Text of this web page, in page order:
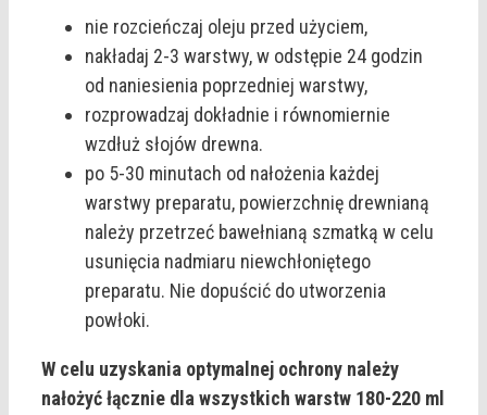
nie rozcieńczaj oleju przed użyciem,
nakładaj 2-3 warstwy, w odstępie 24 godzin
od naniesienia poprzedniej warstwy,
rozprowadzaj dokładnie i równomiernie
wzdłuż słojów drewna.
po 5-30 minutach od nałożenia każdej
warstwy preparatu, powierzchnię drewnianą
należy przetrzeć bawełnianą szmatką w celu
usunięcia nadmiaru niewchłoniętego
preparatu. Nie dopuścić do utworzenia
powłoki.
W celu uzyskania optymalnej ochrony należy
nałożyć łącznie dla wszystkich warstw 180-220 ml